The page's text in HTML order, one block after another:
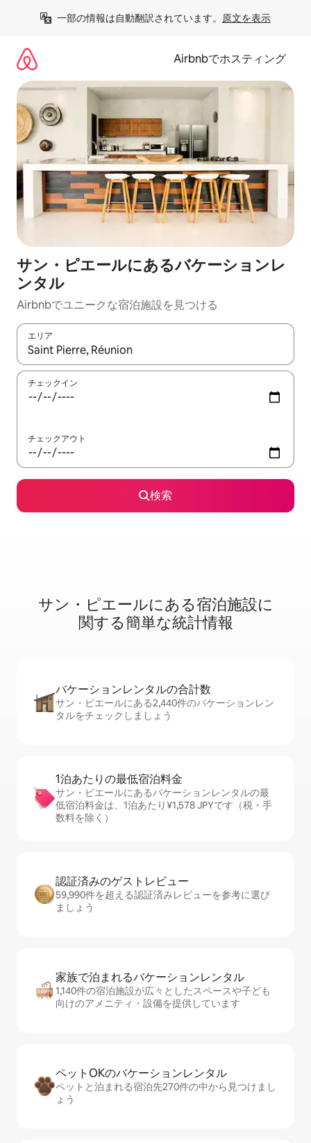
一部の情報は自動翻訳されています。 原文を表示
Airbnbでホスティング
サン・ピエールにあるバケーションレ
ンタル
Airbnbでユニークな宿泊施設を見つける
エリア
検索結果が表示されたら、上下の矢印キーを使って移動するか
チェックイン
チェックアウト
検索
サン・ピエールに⁠あ⁠る宿⁠泊⁠施⁠設⁠に
関⁠す⁠る簡⁠単⁠な統⁠計⁠情⁠報
バケーションレ⁠ン⁠タ⁠ル⁠の合⁠計⁠数
サン・ピエールにある2,440件のバケーションレン
タルをチェックしましょう
1泊あたりの最⁠低⁠宿⁠泊⁠料⁠金
サン・ピエールにあるバケーションレンタルの最
低宿泊料金は、1泊あたり¥1,578 JPYです（税・手
数料を除く）
認証済みのゲ⁠ス⁠ト⁠レ⁠ビ⁠ュ⁠ー
59,990件を超える認証済みレビューを参考に選び
ましょう
家族で泊まれるバ⁠ケ⁠ー⁠シ⁠ョ⁠ンレ⁠ン⁠タ⁠ル
1,140件の宿泊施設が広々としたスペースや子ども
向けのアメニティ・設備を提供しています
ペットOKのバ⁠ケ⁠ー⁠シ⁠ョ⁠ンレ⁠ン⁠タ⁠ル
ペットと泊まれる宿泊先270件の中から見つけまし
ょう